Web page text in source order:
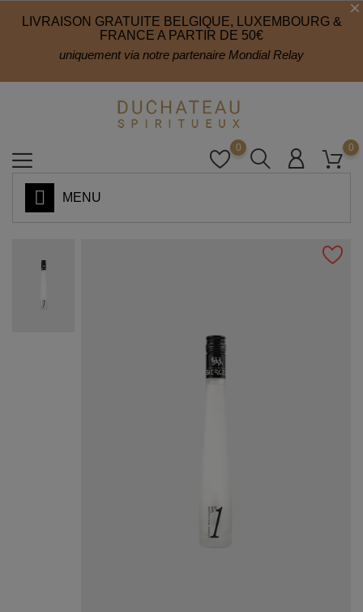
LIVRAISON GRATUITE BELGIQUE, LUXEMBOURG &
FRANCE A PARTIR DE 50€
uniquement via notre partenaire Mondial Relay
0
0
MENU